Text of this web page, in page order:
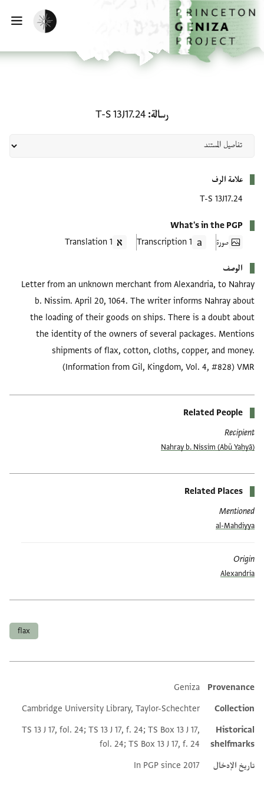
إلى المحتوى الرئيسي
الرئيسية
تفعيل الوضع المظلم
رسالة T-S 13J17.24
علامة الرف
T-S 13J17.24
What's in the PGP
صورة
1 Transcription
1 Translation
الوصف
Letter from an unknown merchant from Alexandria, to Nahray
b. Nissim. April 20, 1064. The writer informs Nahray about
the loading of their goods on ships. There is a doubt about
the identity of the owners of several packages. Mentions
shipments of flax, cotton, cloths, copper, and money.
(Information from Gil, Kingdom, Vol. 4, #828) VMR
Related People
Recipient
(Abū Yaḥyā) Nahray b. Nissim
Related Places
Mentioned
al-Mahdiyya
Origin
Alexandria
flax
Additional metadata
Provenance
Geniza
Collection
Cambridge University Library, Taylor-Schechter
Historical
shelfmarks
TS 13 J 17, fol. 24; TS 13 J 17, f. 24; TS Box 13 J 17,
fol. 24; TS Box 13 J 17, f. 24
تاريخ الإدخال
In PGP since 2017